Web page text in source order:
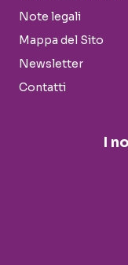
Note legali
Mappa del Sito
Newsletter
Contatti
I